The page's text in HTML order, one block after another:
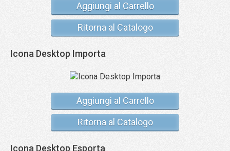
Aggiungi al Carrello
Ritorna al Catalogo
Icona Desktop Importa
Aggiungi al Carrello
Ritorna al Catalogo
Icona Desktop Esporta